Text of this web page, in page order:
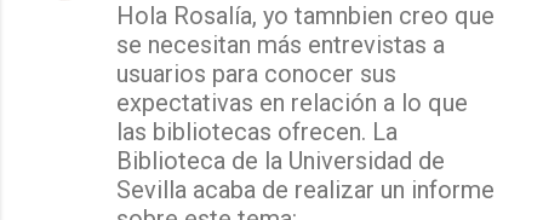
Hola Rosalía, yo tamnbien creo que
se necesitan más entrevistas a
usuarios para conocer sus
expectativas en relación a lo que
las bibliotecas ofrecen. La
Biblioteca de la Universidad de
Sevilla acaba de realizar un informe